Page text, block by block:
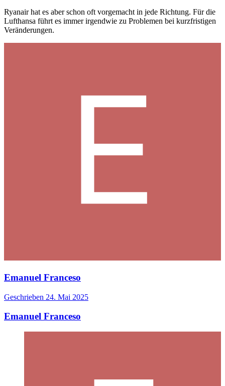
Ryanair hat es aber schon oft vorgemacht in jede Richtung. Für die
Lufthansa führt es immer irgendwie zu Problemen bei kurzfristigen
Veränderungen.
Emanuel Franceso
Geschrieben 24. Mai 2025
Emanuel Franceso